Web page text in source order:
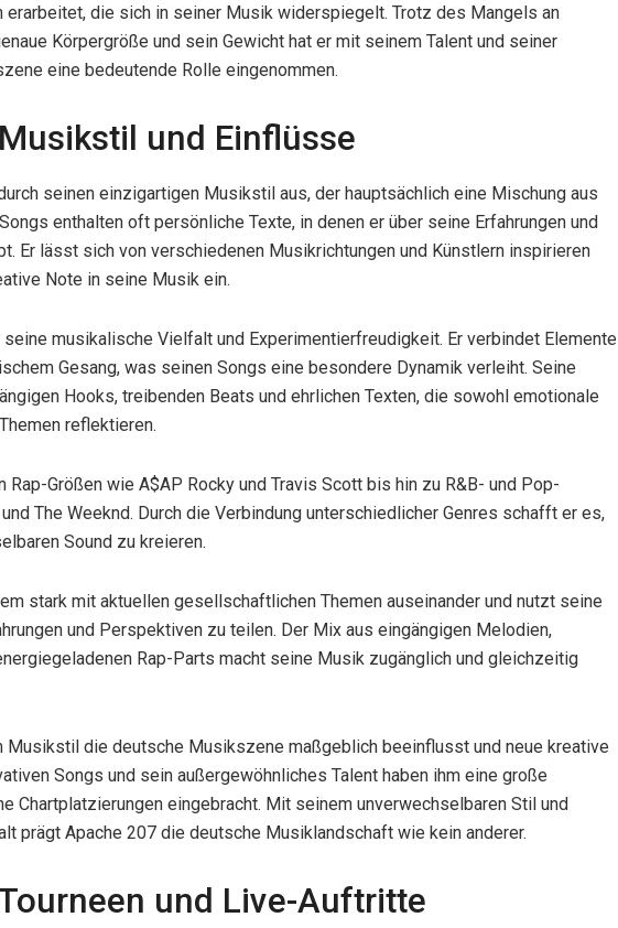
erarbeitet, die sich in seiner Musik widerspiegelt. Trotz des Mangels an
Körpergröße und sein Gewicht hat er mit seinem Talent und seiner
eine bedeutende Rolle eingenommen.
und Einflüsse
seinen einzigartigen Musikstil aus, der hauptsächlich eine Mischung aus
enthalten oft persönliche Texte, in denen er über seine Erfahrungen und
Er lässt sich von verschiedenen Musikrichtungen und Künstlern inspirieren
Note in seine Musik ein.
musikalische Vielfalt und Experimentierfreudigkeit. Er verbindet Elemente
Gesang, was seinen Songs eine besondere Dynamik verleiht. Seine
Hooks, treibenden Beats und ehrlichen Texten, die sowohl emotionale
reflektieren.
Rap-Größen wie A$AP Rocky und Travis Scott bis hin zu R&B- und Pop-
The Weeknd. Durch die Verbindung unterschiedlicher Genres schafft er es,
Sound zu kreieren.
stark mit aktuellen gesellschaftlichen Themen auseinander und nutzt seine
und Perspektiven zu teilen. Der Mix aus eingängigen Melodien,
Rap-Parts macht seine Musik zugänglich und gleichzeitig
Musikstil die deutsche Musikszene maßgeblich beeinflusst und neue kreative
Songs und sein außergewöhnliches Talent haben ihm eine große
Chartplatzierungen eingebracht. Mit seinem unverwechselbaren Stil und
prägt Apache 207 die deutsche Musiklandschaft wie kein anderer.
und Live-Auftritte